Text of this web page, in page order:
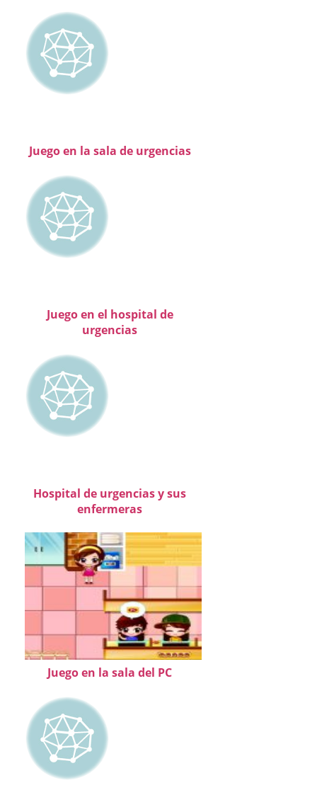
Juego en la sala de urgencias
Juego en el hospital de
urgencias
Hospital de urgencias y sus
enfermeras
Juego en la sala del PC